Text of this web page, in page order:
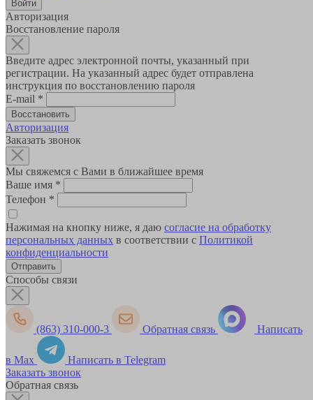
Авторизация
Восстановление пароля
Введите адрес электронной почты, указанный при
регистрации. На указанный адрес будет отправлена
инструкция по восстановлению пароля
E-mail *
Авторизация
Заказать звонок
Мы свяжемся с Вами в ближайшее время
Ваше имя *
Телефон *
Нажимая на кнопку ниже, я даю согласие на обработку
персональных данных в соответствии с Политикой
конфиденциальности
Способы связи
(863) 310-000-3 Обратная связь Написать
в Max
Написать в Telegram
Заказать звонок
Обратная связь